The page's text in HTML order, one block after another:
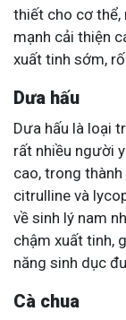
thiết cho cơ thể,
mạnh cải thiện
xuất tinh sớm,
Dưa hấu
Dưa hấu là loại
rất nhiều người
cao, trong
citrulline và
về sinh lý nam
chậm xuất tinh,
năng sinh dục
Cà chua